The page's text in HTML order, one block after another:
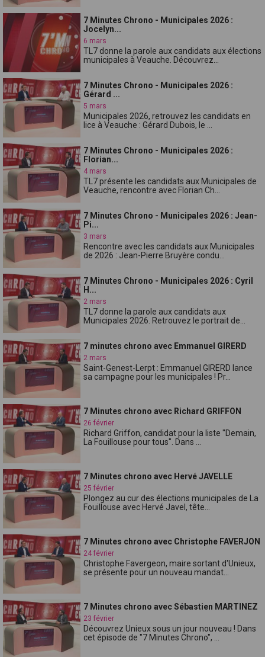
7 Minutes Chrono - Municipales 2026 :
Jocelyn...
6 mars
TL7 donne la parole aux candidats aux élections
municipales à Veauche. Découvrez...
7 Minutes Chrono - Municipales 2026 :
Gérard ...
5 mars
Municipales 2026, retrouvez les candidats en
lice à Veauche : Gérard Dubois, le ...
7 Minutes Chrono - Municipales 2026 :
Florian...
4 mars
TL7 présente les candidats aux Municipales de
Veauche, rencontre avec Florian Ch...
7 Minutes Chrono - Municipales 2026 : Jean-
Pi...
3 mars
Rencontre avec les candidats aux Municipales
de 2026 : Jean-Pierre Bruyère condu...
7 Minutes Chrono - Municipales 2026 : Cyril
H...
2 mars
TL7 donne la parole aux candidats aux
Municipales 2026. Retrouvez le portrait de...
7 minutes chrono avec Emmanuel GIRERD
2 mars
Saint-Genest-Lerpt : Emmanuel GIRERD lance
sa campagne pour les municipales ! Pr...
7 Minutes chrono avec Richard GRIFFON
26 février
Richard Griffon, candidat pour la liste "Demain,
La Fouillouse pour tous". Dans ...
7 Minutes chrono avec Hervé JAVELLE
25 février
Plongez au cur des élections municipales de La
Fouillouse avec Hervé Javel, tête...
7 Minutes chrono avec Christophe FAVERJON
24 février
Christophe Favergeon, maire sortant d'Unieux,
se présente pour un nouveau mandat...
7 Minutes chrono avec Sébastien MARTINEZ
23 février
Découvrez Unieux sous un jour nouveau ! Dans
cet épisode de "7 Minutes Chrono", ...